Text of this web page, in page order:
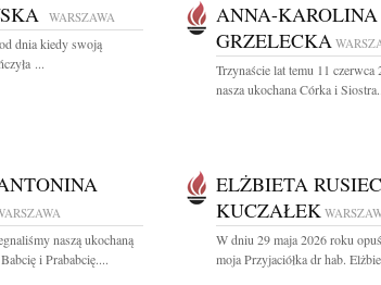
WARSZAWA
dnia kiedy swoją
...
ANNA-KAROLINA
GRZELECKA
Trzynaście lat temu 11
nasza ukochana Córka i
naszą ukochaną
i Prababcię....
ELŻBIETA
KUCZAŁEK
W dniu 29 maja 2026 roku
moja Przyjaciółka dr hab.